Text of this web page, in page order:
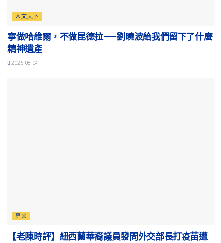
人文天下
寧做哈維爾，不做昆德拉——劉曉波給我們留下了什麼
精神遺產
2026-08-04
專文
【老陳時評】紐西蘭華裔議員發問外交部長打疫苗遭